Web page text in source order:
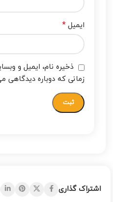
ایمیل *
ذخیره نام، ایمیل و
زمانی که دوباره دیدگاهی
اشتراک گذاری